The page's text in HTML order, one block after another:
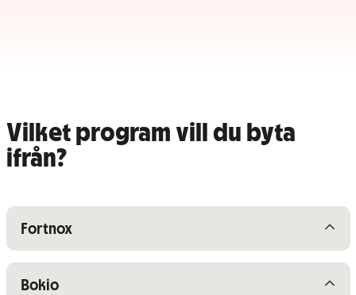
Vilket program vill du byta
ifrån?
Visa/dölj innehåll för
Fortnox
Visa/dölj innehåll för
Bokio